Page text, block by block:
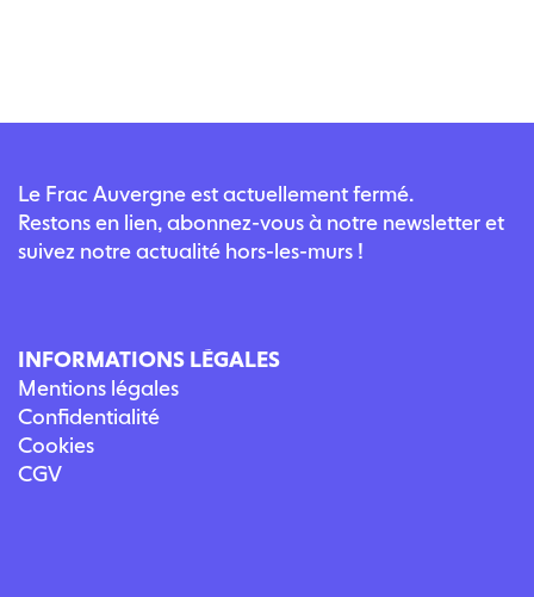
Le Frac Auvergne est actuellement fermé.
Restons en lien, abonnez-vous à notre newsletter et
suivez notre actualité hors-les-murs !
INFORMATIONS LÉGALES
Mentions légales
Confidentialité
Cookies
CGV